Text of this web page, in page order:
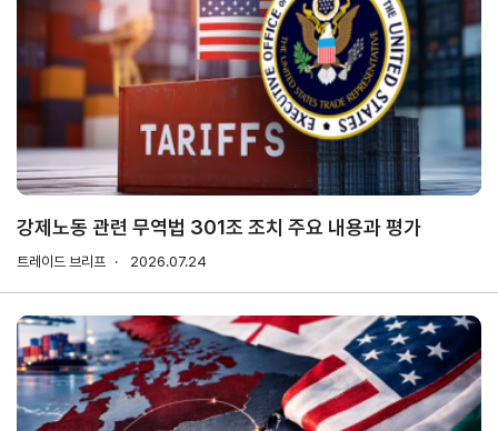
연구·통계·관세
국제무
역통상
연구원
소개
소부장산업
공급망센터
통상뉴스
무역통
계
국내통계
해외통계
IMF
세계통계
관세/
비관세
FAQ
강제노동 관련 무역법 301조 조치 주요 내용과 평가
트레이드 브리프 2026.07.24